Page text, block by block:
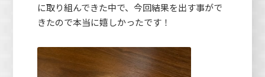
に取り組んできた中で、今回結果を出す事がで
きたので本当に嬉しかったです！